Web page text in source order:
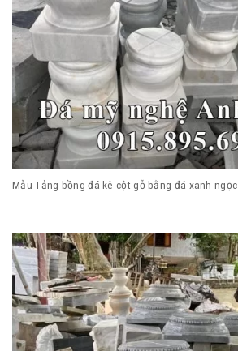
Mẫu Tảng bồng đá kê cột gỗ bằng đá xanh ngọc